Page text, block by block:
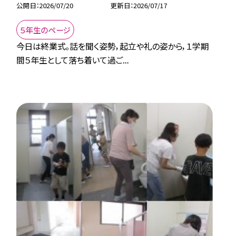
公開日 2026/07/20 更新日 2026/07/17
５年生のページ
今日は終業式。話を聞く姿勢，起立や礼の姿から，１学期
間５年生として落ち着いて過ご...